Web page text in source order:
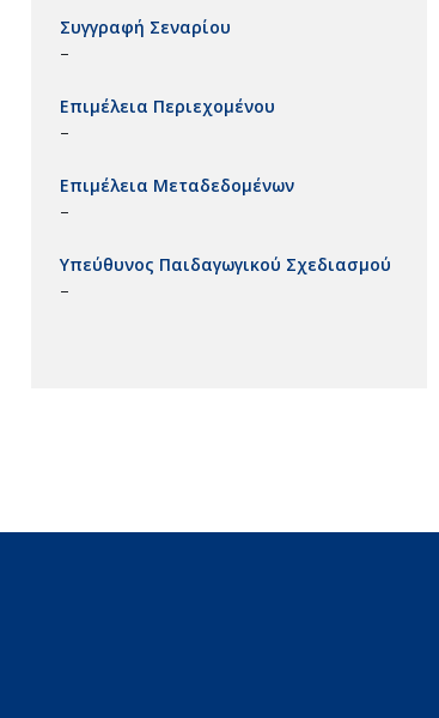
Συγγραφή Σεναρίου
–
Επιμέλεια Περιεχομένου
–
Επιμέλεια Μεταδεδομένων
–
Υπεύθυνος Παιδαγωγικού Σχεδιασμού
–